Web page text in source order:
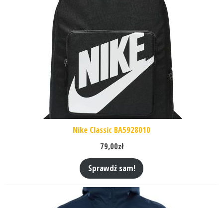
Nike Classic BA5928010
79,00zł
Sprawdź sam!